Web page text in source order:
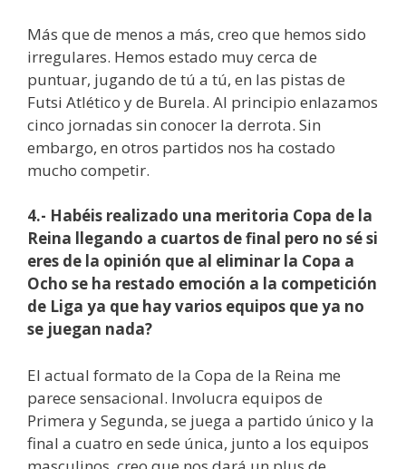
Más que de menos a más, creo que hemos sido
irregulares. Hemos estado muy cerca de
puntuar, jugando de tú a tú, en las pistas de
Futsi Atlético y de Burela. Al principio enlazamos
cinco jornadas sin conocer la derrota. Sin
embargo, en otros partidos nos ha costado
mucho competir.
4.- Habéis realizado una meritoria Copa de la
Reina llegando a cuartos de final pero no sé si
eres de la opinión que al eliminar la Copa a
Ocho se ha restado emoción a la competición
de Liga ya que hay varios equipos que ya no
se juegan nada?
El actual formato de la Copa de la Reina me
parece sensacional. Involucra equipos de
Primera y Segunda, se juega a partido único y la
final a cuatro en sede única, junto a los equipos